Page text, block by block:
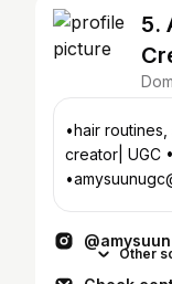
5.
•hair
creator| UGC
@amysuun
Other